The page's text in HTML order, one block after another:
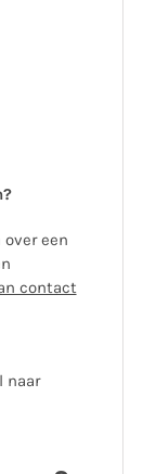
een
contact
naar